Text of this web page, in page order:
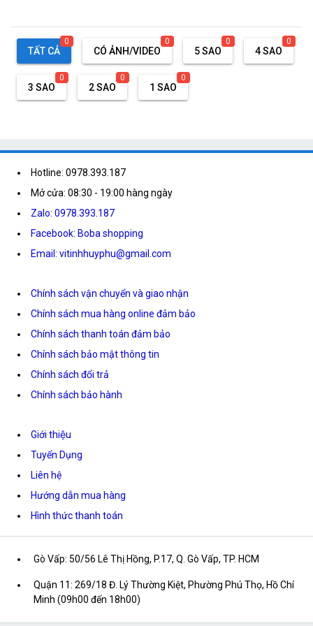
TẤT CẢ
0
CÓ ẢNH/VIDEO
0
5 SAO
0
4 SAO
0
3 SAO
0
2 SAO
0
1 SAO
0
Hotline: 0978.393.187
Mở cửa: 08:30 - 19:00 hàng ngày
Zalo: 0978.393.187
Facebook: Boba shopping
Email: vitinhhuyphu@gmail.com
Chính sách vận chuyển và giao nhận
Chính sách mua hàng online đảm bảo
Chính sách thanh toán đảm bảo
Chính sách bảo mật thông tin
Chính sách đổi trả
Chính sách bảo hành
Giới thiệu
Tuyển Dụng
Liên hệ
Hướng dẫn mua hàng
Hình thức thanh toán
Gò Vấp: 50/56 Lê Thị Hồng, P.17, Q. Gò Vấp, TP. HCM
Quận 11: 269/18 Đ. Lý Thường Kiệt, Phường Phú Thọ, Hồ Chí
Minh (09h00 đến 18h00)